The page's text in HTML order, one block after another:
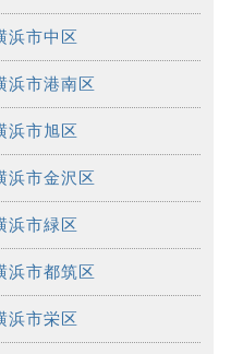
浜市中区
浜市港南区
浜市旭区
浜市金沢区
浜市緑区
浜市都筑区
浜市栄区